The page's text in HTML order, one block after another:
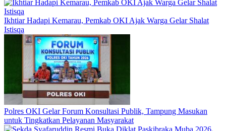
Ikhtiar Hadapi Kemarau, Pemkab OKI Ajak Warga Gelar Shalat
Istisqa
Polres OKI Gelar Forum Konsultasi Publik, Tampung Masukan
untuk Tingkatkan Pelayanan Masyarakat